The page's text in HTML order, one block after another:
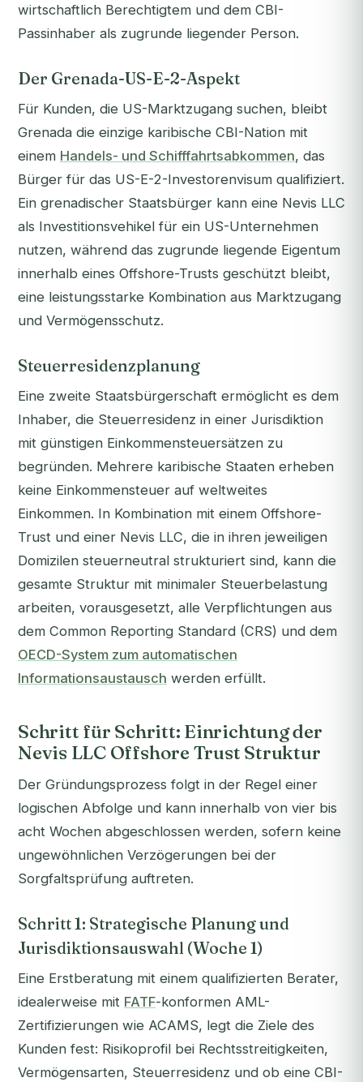
wirtschaftlich Berechtigtem und dem CBI-
Passinhaber als zugrunde liegender Person.
Der Grenada-US-E-2-Aspekt
Für Kunden, die US-Marktzugang suchen, bleibt
Grenada die einzige karibische CBI-Nation mit
einem Handels- und Schifffahrtsabkommen, das
Bürger für das US-E-2-Investorenvisum qualifiziert.
Ein grenadischer Staatsbürger kann eine Nevis LLC
als Investitionsvehikel für ein US-Unternehmen
nutzen, während das zugrunde liegende Eigentum
innerhalb eines Offshore-Trusts geschützt bleibt,
eine leistungsstarke Kombination aus Marktzugang
und Vermögensschutz.
Steuerresidenzplanung
Eine zweite Staatsbürgerschaft ermöglicht es dem
Inhaber, die Steuerresidenz in einer Jurisdiktion
mit günstigen Einkommensteuersätzen zu
begründen. Mehrere karibische Staaten erheben
keine Einkommensteuer auf weltweites
Einkommen. In Kombination mit einem Offshore-
Trust und einer Nevis LLC, die in ihren jeweiligen
Domizilen steuerneutral strukturiert sind, kann die
gesamte Struktur mit minimaler Steuerbelastung
arbeiten, vorausgesetzt, alle Verpflichtungen aus
dem Common Reporting Standard (CRS) und dem
OECD-System zum automatischen
Informationsaustausch werden erfüllt.
Schritt für Schritt: Einrichtung der
Nevis LLC Offshore Trust Struktur
Der Gründungsprozess folgt in der Regel einer
logischen Abfolge und kann innerhalb von vier bis
acht Wochen abgeschlossen werden, sofern keine
ungewöhnlichen Verzögerungen bei der
Sorgfaltsprüfung auftreten.
Schritt 1: Strategische Planung und
Jurisdiktionsauswahl (Woche 1)
Eine Erstberatung mit einem qualifizierten Berater,
idealerweise mit FATF-konformen AML-
Zertifizierungen wie ACAMS, legt die Ziele des
Kunden fest: Risikoprofil bei Rechtsstreitigkeiten,
Vermögensarten, Steuerresidenz und ob eine CBI-